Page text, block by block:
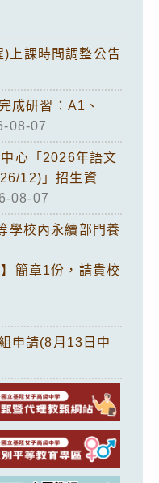
上課時間調整公告
成研習：A1、
08-07
心「2026年語文
12)」招生資
08-07
學校內永續部門養
簡章1份，請貴校
申請(8月13日中